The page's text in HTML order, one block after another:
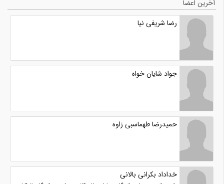
آخرین اعضا
رضا شریفی نیا
جواد شایان خواه
حمیدرضا طهماسبی زاوه
خداداد بکرانی بالانی